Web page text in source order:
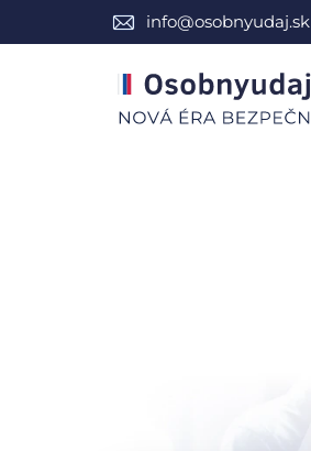
info@osobnyudaj.sk